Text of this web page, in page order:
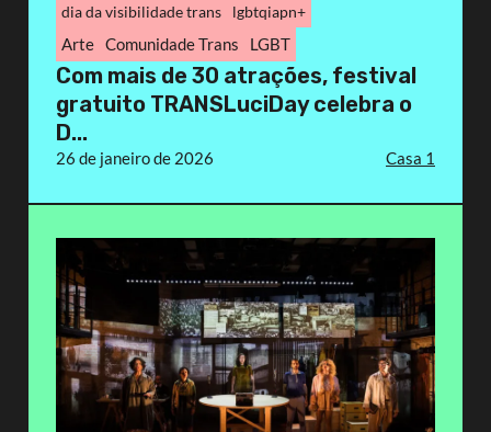
dia da visibilidade trans
lgbtqiapn+
Arte Comunidade Trans LGBT
Com mais de 30 atrações, festival
gratuito TRANSLuciDay celebra o
D...
26 de janeiro de 2026 Casa 1